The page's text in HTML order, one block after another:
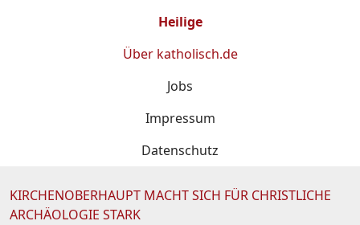
Heilige
Über katholisch.de
Jobs
Impressum
Datenschutz
KIRCHENOBERHAUPT MACHT SICH FÜR CHRISTLICHE
ARCHÄOLOGIE STARK